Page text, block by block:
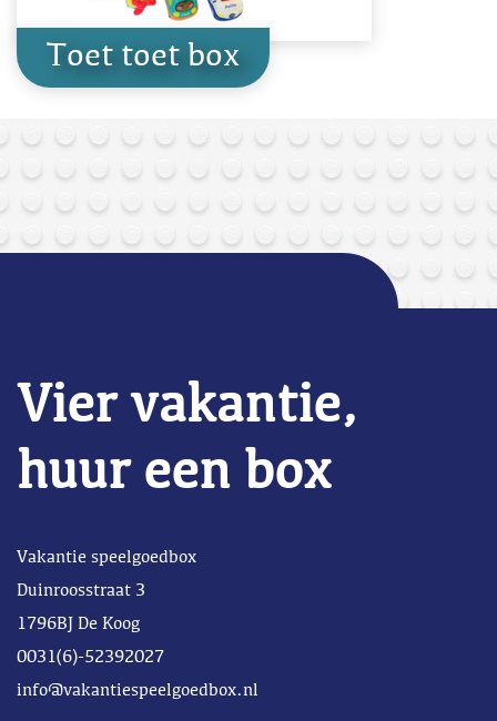
Toet toet box
Vier vakantie,
huur een box
Vakantie speelgoedbox
Duinroosstraat 3
1796BJ De Koog
0031(6)-52392027
info@vakantiespeelgoedbox.nl